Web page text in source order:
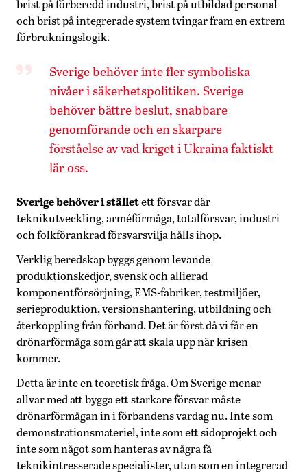
brist på förberedd industri, brist på utbildad personal
och brist på integrerade system tvingar fram en extrem
förbrukningslogik.
Sverige behöver inte fler symboliska
nivåer i säkerhetspolitiken. Sverige
behöver bättre beslut, snabbare
genomförande och en skarpare
förståelse av vad kriget i Ukraina faktiskt
lär oss.
Sverige behöver i ställetett försvar där
teknikutveckling, arméförmåga, totalförsvar, industri
och folkförankrad försvarsvilja hålls ihop.
Verklig beredskap byggs genom levande
produktionskedjor, svensk och allierad
komponentförsörjning, EMS-fabriker, testmiljöer,
serieproduktion, versionshantering, utbildning och
återkoppling från förband. Det är först då vi får en
drönarförmåga som går att skala upp när krisen
kommer.
Detta är inte en teoretisk fråga. Om Sverige menar
allvar med att bygga ett starkare försvar måste
drönarförmågan in i förbandens vardag nu. Inte som
demonstrationsmateriel, inte som ett sidoprojekt och
inte som något som hanteras av några få
teknikintresserade specialister, utan som en integrerad